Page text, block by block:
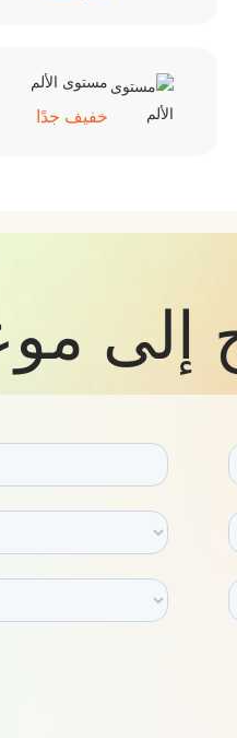
مستوى الألم
خفيف جدًا
إلى